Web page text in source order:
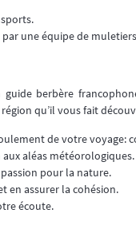
par une équipe de
guide berbère
qu’il vous fait
de votre voyage:
aléas météorologiques.
pour la nature.
en assurer la cohésion.
écoute.